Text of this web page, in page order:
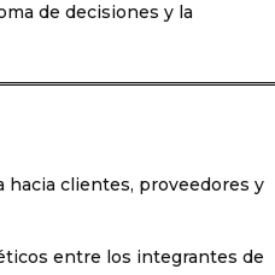
de decisiones y la
clientes, proveedores y
entre los integrantes de